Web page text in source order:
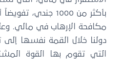
بأكثر من 1000
مكافحة الإرهاب في مالي.
دولنا خلال القمة نفسها إلى
التي تقوم بها القوة